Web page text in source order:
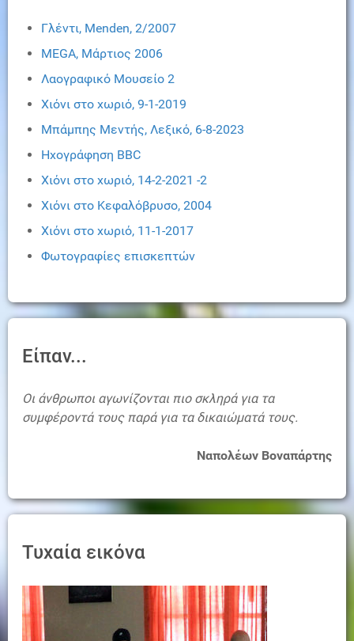
Γλέντι, Menden, 2/2007
MEGA, Μάρτιος 2006
Λαογραφικό Μουσείο 2
Χιόνι στο χωριό, 9-1-2019
Μπάμπης Μεντής, Λεξικό, 6-8-2023
Ηχογράφηση BBC
Χιόνι στο χωριό, 14-2-2021 -2
Χιόνι στο Κεφαλόβρυσο, 2004
Χιόνι στο χωριό, 11-1-2017
Φωτογραφίες επισκεπτών
Είπαν...
Οι άνθρωποι αγωνίζονται πιο σκληρά για τα
συμφέροντά τους παρά για τα δικαιώματά τους.
Ναπολέων Βοναπάρτης
Τυχαία εικόνα